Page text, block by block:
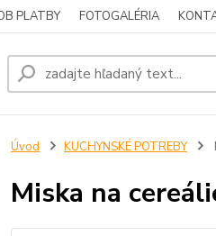
PLATBY FOTOGALÉRIA
Úvod KUCHYNSKÉ POTREBY
Miska na